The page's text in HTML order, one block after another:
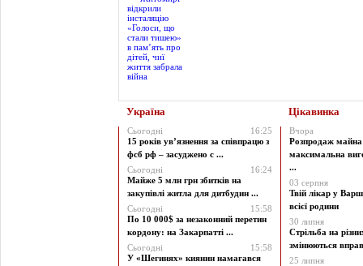
Україна Цікавинка
Сьогодні
16:25
15 років ув’язнення за співпрацю з
фсб рф – засуджено с ...
Сьогодні
16:24
Майже 5 млн грн збитків на
закупівлі житла для дитбудин ...
Сьогодні
15:58
По 10 000$ за незаконний перетин
кордону: на Закарпатті ...
Сьогодні
15:58
У «Шегинях» киянин намагався
Вчора
Розпродаж майна
максимальна
...
03 серпня
Твій лікар у
всієї родини
30 липня
Стрільба на
змінюються
25 липня